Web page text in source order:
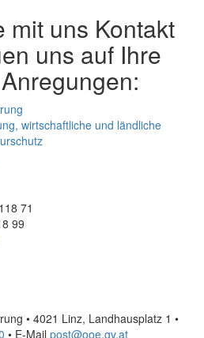
mit uns Kontakt
uns auf Ihre
wirtschaftliche und ländliche
71
99
• 4021 Linz, Landhausplatz 1 •
• E-Mail post@ooe.gv.at